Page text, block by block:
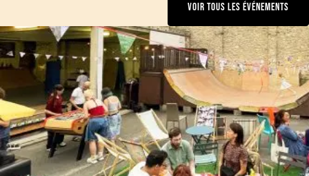
VOIR TOUS LES ÉVÉNEMENTS